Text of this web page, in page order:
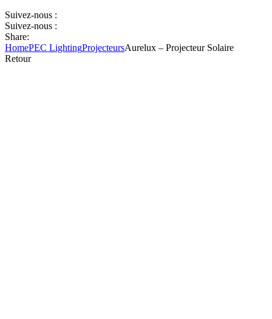
Suivez-nous :
Suivez-nous :
Share:
HomePEC LightingProjecteursAurelux – Projecteur Solaire
Retour